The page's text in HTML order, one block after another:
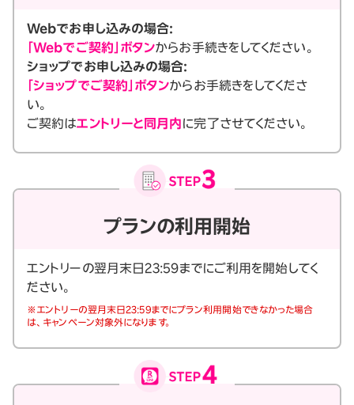
Webでお申し込みの場合:
「Webでご契約」ボタンからお手続きをしてください。
ショップでお申し込みの場合:
「ショップでご契約」ボタンからお手続きをしてくださ
い。
ご契約はエントリーと同月内に完了させてください。
プランの利用開始
エントリーの翌月末日23:59までにご利用を開始してく
ださい。
※エントリーの翌月末日23:59までにプラン利用開始できなかった場合
は、キャンペーン対象外になります。